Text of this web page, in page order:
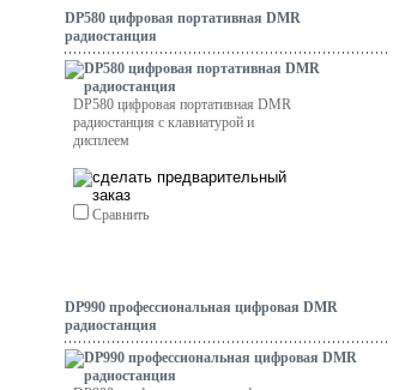
DP580 цифровая портативная DMR
радиостанция
DP580 цифровая портативная DMR
радиостанция с клавиатурой и
дисплеем
Сравнить
DP990 профессиональная цифровая DMR
радиостанция